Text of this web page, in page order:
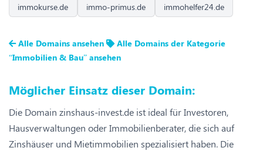
immokurse.de
immo-primus.de immohelfer24.de
Alle Domains ansehen
Alle Domains der Kategorie
“Immobilien & Bau” ansehen
Möglicher Einsatz dieser Domain:
Die Domain zinshaus-invest.de ist ideal für Investoren,
Hausverwaltungen oder Immobilienberater, die sich auf
Zinshäuser und Mietimmobilien spezialisiert haben. Die